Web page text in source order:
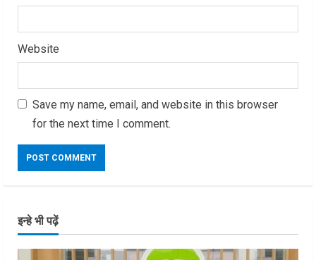
Website
Save my name, email, and website in this browser
for the next time I comment.
इन्हे भी पढ़ें